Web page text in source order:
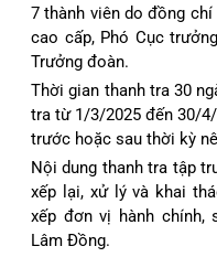
7 thành viên do đồng chí
cao cấp, Phó Cục
Trưởng đoàn.
Thời gian thanh tra 30
tra từ 1/3/2025 đến 30/
trước hoặc sau thời kỳ
Nội dung thanh tra tập
xếp lại, xử lý và khai
xếp đơn vị hành
Lâm Đồng.